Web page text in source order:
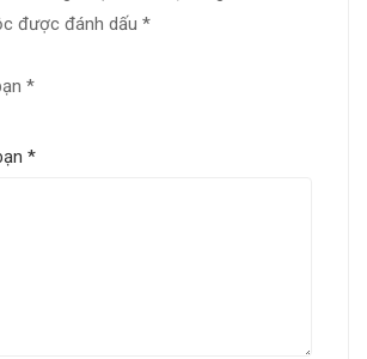
được đánh dấu *
*
*